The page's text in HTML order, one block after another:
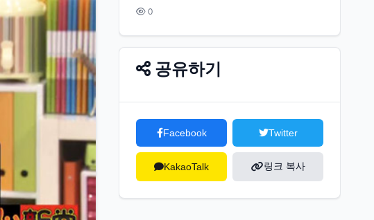
0
공유하기
Facebook Twitter
KakaoTalk 링크 복사